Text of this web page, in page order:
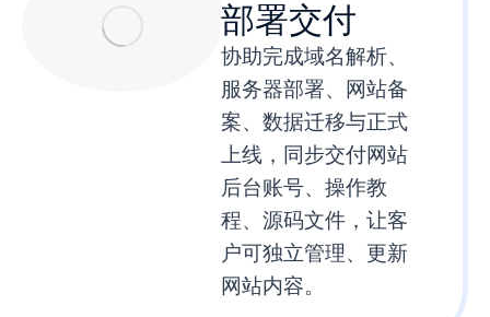
部署交付
协助完成域名解析、
服务器部署、网站备
案、数据迁移与正式
上线，同步交付网站
后台账号、操作教
程、源码文件，让客
户可独立管理、更新
网站内容。